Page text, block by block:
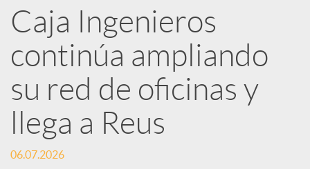
R
e
d
e
Caja Ingenieros
continúa ampliando
su red de oficinas y
llega a Reus
06.07.2026